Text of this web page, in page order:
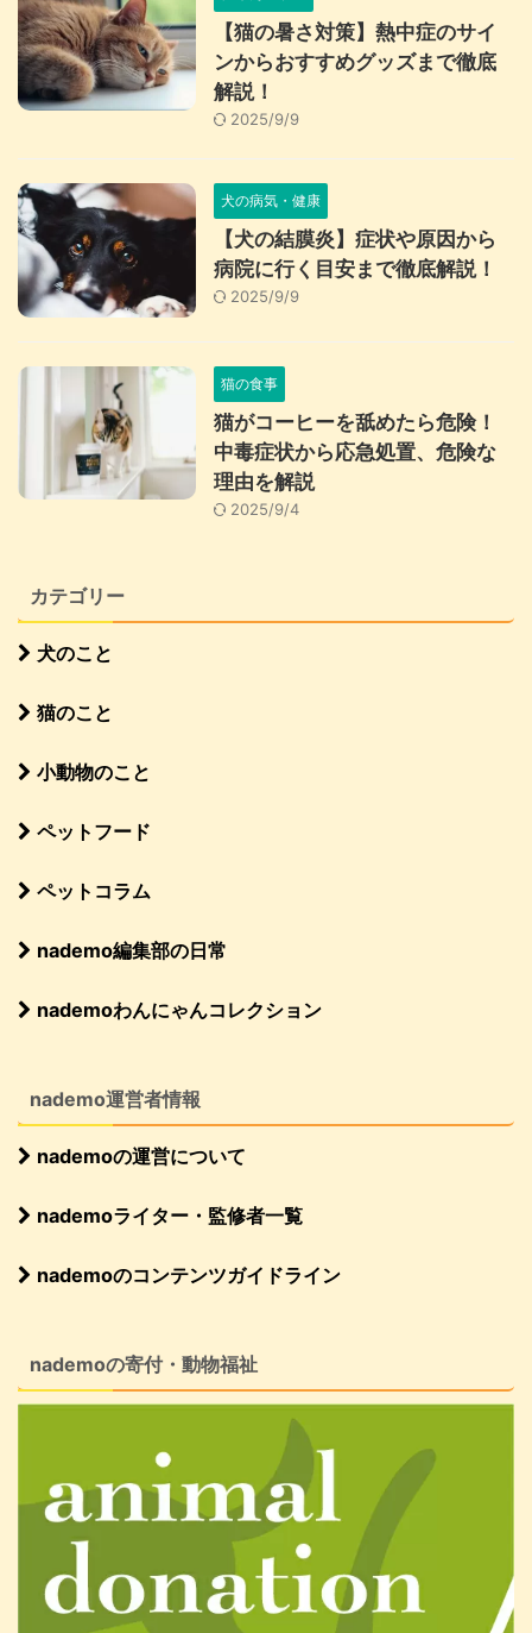
【猫の暑さ対策】熱中症のサイ
ンからおすすめグッズまで徹底
解説！
2025/9/9
犬の病気・健康
【犬の結膜炎】症状や原因から
病院に行く目安まで徹底解説！
2025/9/9
猫の食事
猫がコーヒーを舐めたら危険！
中毒症状から応急処置、危険な
理由を解説
2025/9/4
カテゴリー
犬のこと
猫のこと
小動物のこと
ペットフード
ペットコラム
nademo編集部の日常
nademoわんにゃんコレクション
nademo運営者情報
nademoの運営について
nademoライター・監修者一覧
nademoのコンテンツガイドライン
nademoの寄付・動物福祉